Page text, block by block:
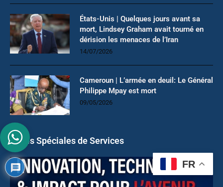
États-Unis | Quelques jours avant sa
mort, Lindsey Graham avait tourné en
dérision les menaces de l’Iran
14/07/2026
Cameroun | L’armée en deuil: Le Général
Philippe Mpay est mort
09/05/2026
Offres Spéciales de Services
FR